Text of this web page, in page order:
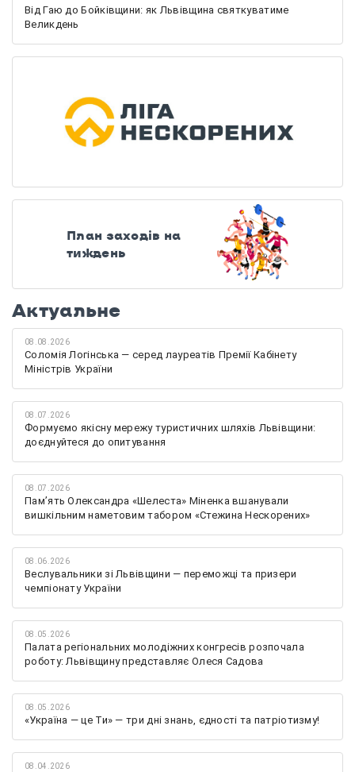
Від Гаю до Бойківщини: як Львівщина святкуватиме
Великдень
План заходів на
тиждень
Актуальне
08.08.2026
Соломія Логінська — серед лауреатів Премії Кабінету
Міністрів України
08.07.2026
Формуємо якісну мережу туристичних шляхів Львівщини:
доєднуйтеся до опитування
08.07.2026
Памʼять Олександра «Шелеста» Міненка вшанували
вишкільним наметовим табором «Стежина Нескорених»
08.06.2026
Веслувальники зі Львівщини — переможці та призери
чемпіонату України
08.05.2026
Палата регіональних молодіжних конгресів розпочала
роботу: Львівщину представляє Олеся Садова
08.05.2026
«Україна — це Ти» — три дні знань, єдності та патріотизму!
08.04.2026